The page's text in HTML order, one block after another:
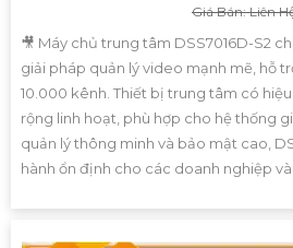
Giá Bán: Liên
🎥 Máy chủ trung tâm DSS7016D-S2
giải pháp quản lý video mạnh mẽ, hỗ
10.000 kênh. Thiết bị trung tâm có
rộng linh hoạt, phù hợp cho hệ thống
quản lý thông minh và bảo mật cao,
hành ổn định cho các doanh nghiệp và